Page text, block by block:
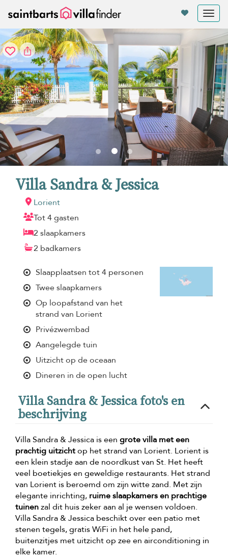
Villa Sandra & Jessica
Lorient
Tot 4 gasten
2 slaapkamers
2 badkamers
Slaapplaatsen tot 4 personen
Twee slaapkamers
Op loopafstand van het
strand van Lorient
Privézwembad
Aangelegde tuin
Uitzicht op de oceaan
Dineren in de open lucht
Villa Sandra & Jessica foto's en
beschrijving
Villa Sandra & Jessica is een grote villa met een
prachtig uitzichtop het strand van Lorient. Lorient is
een klein stadje aan de noordkust van St. Het heeft
veel boetiekjes en geweldige restaurants. Het strand
van Lorient is beroemd om zijn witte zand. Met zijn
elegante inrichting, ruime slaapkamers en prachtige
tuinenzal dit huis zeker aan al je wensen voldoen.
Villa Sandra & Jessica beschikt over een patio met
stenen tegels, gratis WiFi in het hele pand,
buitenzitjes met uitzicht op zee en airconditioning in
elke kamer.
Cookies beheer paneel